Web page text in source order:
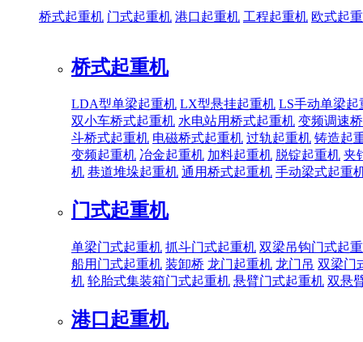
桥式起重机 门式起重机 港口起重机 工程起重机 欧式起
桥式起重机
LDA型单梁起重机 LX型悬挂起重机 LS手动单梁起
双小车桥式起重机 水电站用桥式起重机 变频调速
斗桥式起重机 电磁桥式起重机 过轨起重机 铸造起
变频起重机 冶金起重机 加料起重机 脱锭起重机 夹
机 巷道堆垛起重机 通用桥式起重机 手动梁式起重
门式起重机
单梁门式起重机 抓斗门式起重机 双梁吊钩门式起
船用门式起重机 装卸桥 龙门起重机 龙门吊 双梁门
机 轮胎式集装箱门式起重机 悬臂门式起重机 双悬
港口起重机